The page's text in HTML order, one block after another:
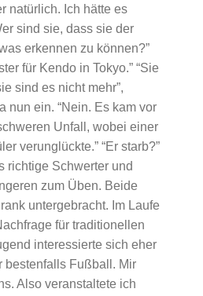
natürlich. Ich hätte es
sind sie, dass sie der
erkennen zu können?”
für Kendo in Tokyo.” “Sie
sind es nicht mehr”,
nun ein. “Nein. Es kam vor
Unfall, wobei einer
verunglückte.” “Er starb?”
richtige Schwerter und
zum Üben. Beide
untergebracht. Im Laufe
für traditionellen
interessierte sich eher
bestenfalls Fußball. Mir
Also veranstaltete ich